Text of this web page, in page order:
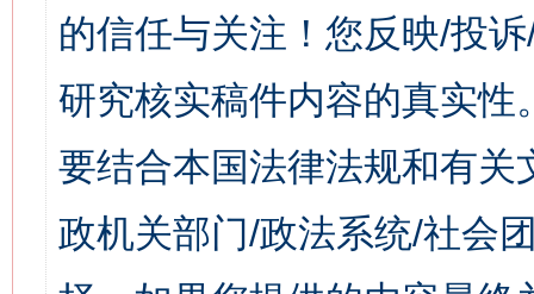
的信任与关注！您反映/投
研究核实稿件内容的真实
要结合本国法律法规和有关
政机关部门/政法系统/社会